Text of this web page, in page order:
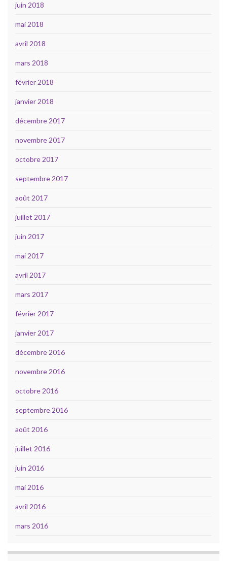
juin 2018
mai 2018
avril 2018
mars 2018
février 2018
janvier 2018
décembre 2017
novembre 2017
octobre 2017
septembre 2017
août 2017
juillet 2017
juin 2017
mai 2017
avril 2017
mars 2017
février 2017
janvier 2017
décembre 2016
novembre 2016
octobre 2016
septembre 2016
août 2016
juillet 2016
juin 2016
mai 2016
avril 2016
mars 2016